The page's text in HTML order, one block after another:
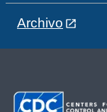
Archivo